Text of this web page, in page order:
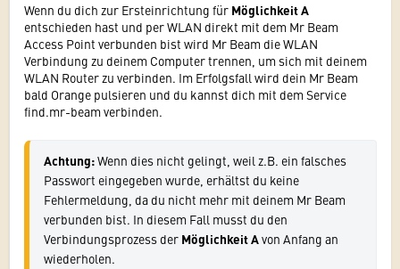
Wenn du dich zur Ersteinrichtung für Möglichkeit A
entschieden hast und per WLAN direkt mit dem Mr Beam
Access Point verbunden bist wird Mr Beam die WLAN
Verbindung zu deinem Computer trennen, um sich mit deinem
WLAN Router zu verbinden. Im Erfolgsfall wird dein Mr Beam
bald Orange pulsieren und du kannst dich mit dem Service
find.mr-beam verbinden.
Achtung: Wenn dies nicht gelingt, weil z.B. ein falsches
Passwort eingegeben wurde, erhältst du keine
Fehlermeldung, da du nicht mehr mit deinem Mr Beam
verbunden bist. In diesem Fall musst du den
Verbindungsprozess der Möglichkeit A von Anfang an
wiederholen.